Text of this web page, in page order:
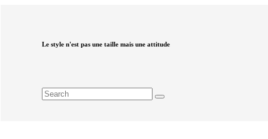
Le style n'est pas une taille mais une attitude